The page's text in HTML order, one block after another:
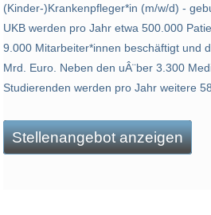
(Kinder-)Krankenpfleger*in (m/w/d) -
UKB werden pro Jahr etwa 500.000
9.000 Mitarbeiter*innen beschäftigt und
Mrd. Euro. Neben den uÂ¨ber 3.300
Studierenden werden pro Jahr weitere
Stellenangebot anzeigen